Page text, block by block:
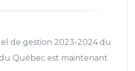
de gestion 2023-2024 du
Québec est maintenant